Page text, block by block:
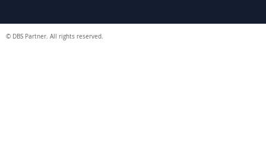
© DBS Partner. All rights reserved.